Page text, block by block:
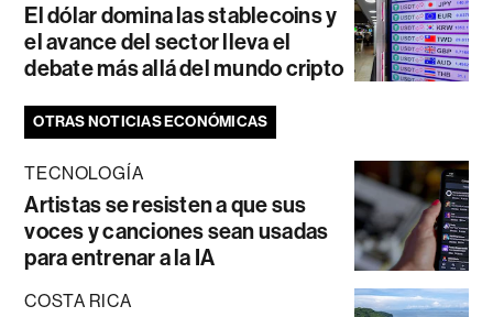
El dólar domina las stablecoins y
el avance del sector lleva el
debate más allá del mundo cripto
OTRAS NOTICIAS ECONÓMICAS
TECNOLOGÍA
Artistas se resisten a que sus
voces y canciones sean usadas
para entrenar a la IA
COSTA RICA